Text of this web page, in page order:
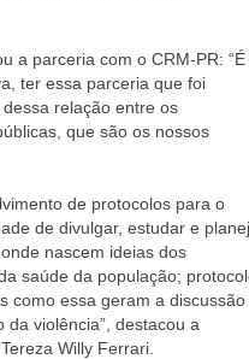
a parceria com o CRM-PR: “É
ter essa parceria que foi
relação entre os
que são os nossos
de protocolos para o
de divulgar, estudar e
nascem ideias dos
saúde da população;
como essa geram a discussão
violência”, destacou a
Willy Ferrari.